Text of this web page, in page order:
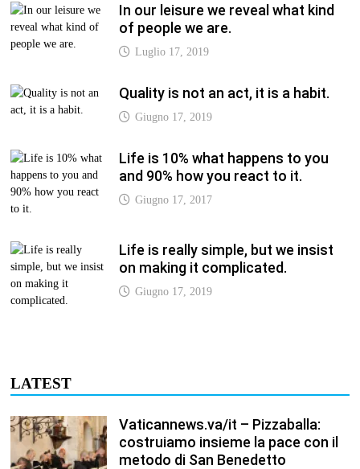
In our leisure we reveal what kind
of people we are.
Luglio 17, 2019
Quality is not an act, it is a habit.
Giugno 17, 2019
Life is 10% what happens to you
and 90% how you react to it.
Giugno 17, 2017
Life is really simple, but we insist
on making it complicated.
Giugno 17, 2019
LATEST
Vaticannews.va/it – Pizzaballa:
costruiamo insieme la pace con il
metodo di San Benedetto